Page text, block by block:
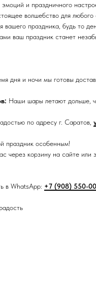
и праздничного
волшебство для
праздника, будь то
ваш праздник станет
дня и ночи мы готовы
Наши шары летают дольше,
по адресу г. Саратов,
праздник особенным!
через корзину на сайте или
в WhatsApp: +7 (908) 550-